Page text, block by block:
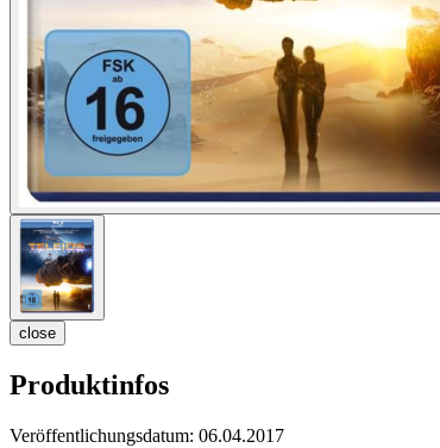
close
Produktinfos
Veröffentlichungsdatum: 06.04.2017